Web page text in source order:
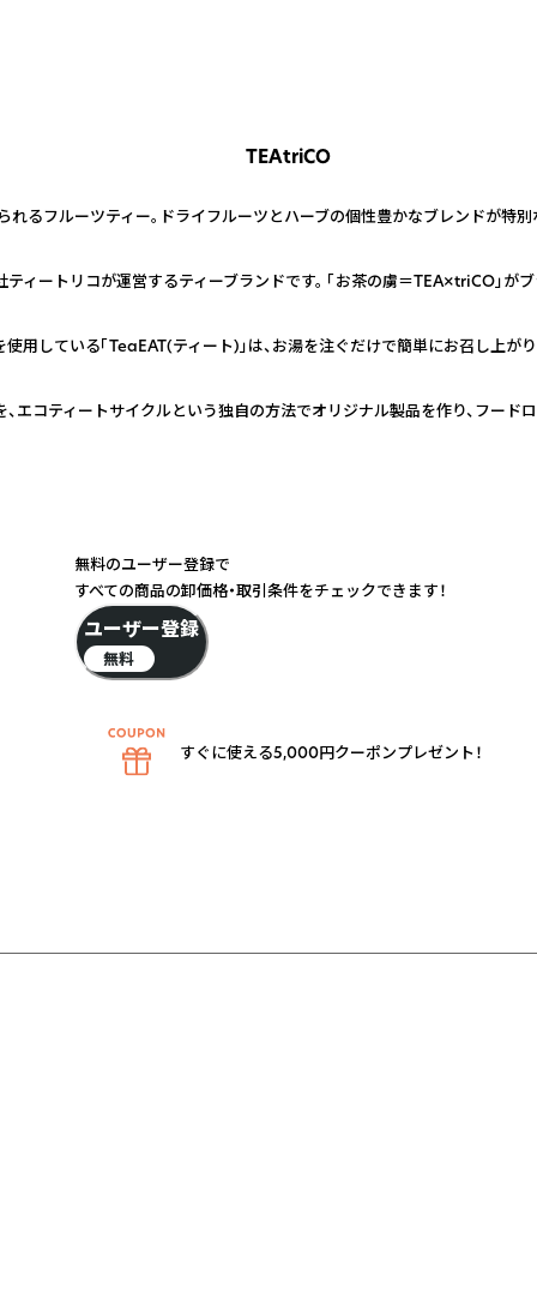
TEAtriCO
られるフルーツティー。ドライフルーツとハーブの個性豊かなブレンドが特
ィートリコが運営するティーブランドです。 「お茶の虜＝TEA×triCO」が
用している「TeaEAT(ティート)」は、お湯を注ぐだけで簡単にお召し上が
エコティートサイクルという独自の方法でオリジナル製品を作り、フード
無料のユーザー登録で
すべての商品の卸価格・取引条件をチェックできます！
ユーザー登録
無料
すぐに使える5,000円クーポンプレゼント！